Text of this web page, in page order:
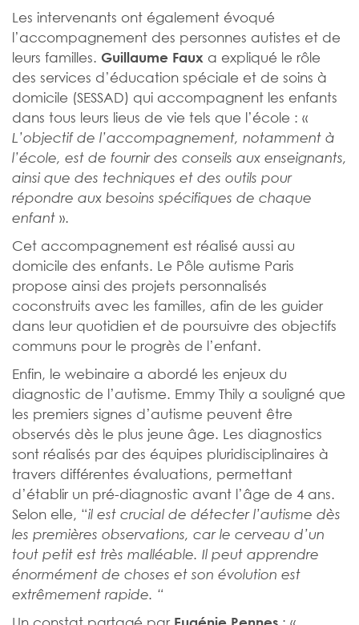
Les intervenants ont également évoqué
l’accompagnement des personnes autistes et de
leurs familles. Guillaume Faux a expliqué le rôle
des services d’éducation spéciale et de soins à
domicile (SESSAD) qui accompagnent les enfants
dans tous leurs lieus de vie tels que l’école : «
L’objectif de l’accompagnement, notamment à
l’école, est de fournir des conseils aux enseignants,
ainsi que des techniques et des outils pour
répondre aux besoins spécifiques de chaque
enfant ».
Cet accompagnement est réalisé aussi au
domicile des enfants. Le Pôle autisme Paris
propose ainsi des projets personnalisés
coconstruits avec les familles, afin de les guider
dans leur quotidien et de poursuivre des objectifs
communs pour le progrès de l’enfant.
Enfin, le webinaire a abordé les enjeux du
diagnostic de l’autisme. Emmy Thily a souligné que
les premiers signes d’autisme peuvent être
observés dès le plus jeune âge. Les diagnostics
sont réalisés par des équipes pluridisciplinaires à
travers différentes évaluations, permettant
d’établir un pré-diagnostic avant l’âge de 4 ans.
Selon elle, “il est crucial de détecter l’autisme dès
les premières observations, car le cerveau d’un
tout petit est très malléable. Il peut apprendre
énormément de choses et son évolution est
extrêmement rapide. “